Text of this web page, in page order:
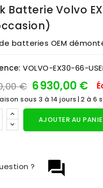
Batterie Volvo
batteries OEM
VOLVO-EX30-66-
€ 6 930,00 €
sous 3 à 14 jours | 2 à
AJOUTER AU
question_answer
?